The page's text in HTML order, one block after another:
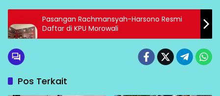
Pasangan Rachmansyah-Harsono Resmi
Daftar di KPU Morowali
Pos Terkait